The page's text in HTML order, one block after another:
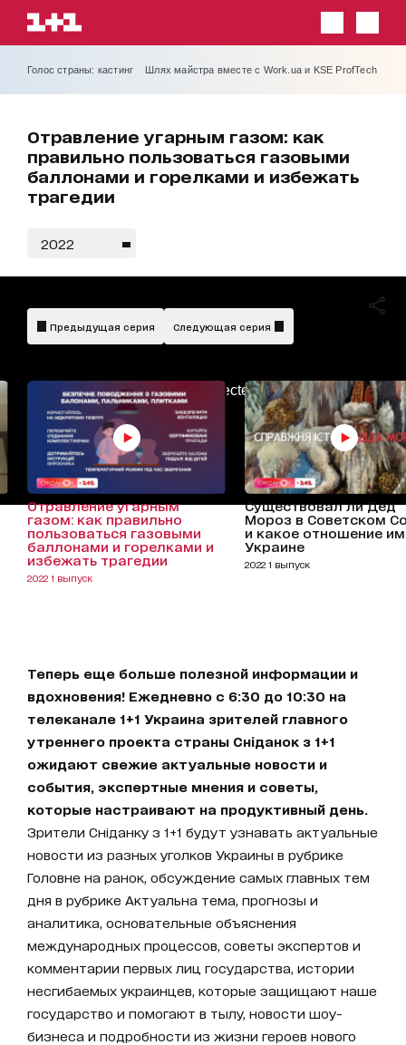
Голос страны: кастинг Шлях майстра вместе с Work.ua и KSE ProfTech
Отравление угарным газом: как
правильно пользоваться газовыми
баллонами и горелками и избежать
трагедии
2022
AdBlockDetected!
Предыдущая серия Следующая серия
Отравление угарным
газом: как правильно
пользоваться газовыми
баллонами и горелками и
избежать трагедии
2022 1 выпуск
Существовал ли Дед
Мороз в Советском
и какое отношение
Украине
2022 1 выпуск
Теперь еще больше полезной информации и
вдохновения! Ежедневно с 6:30 до 10:30 на
телеканале 1+1 Украина зрителей главного
утреннего проекта страны Сніданок з 1+1
ожидают свежие актуальные новости и
события, экспертные мнения и советы,
которые настраивают на продуктивный день.
Зрители Сніданку з 1+1 будут узнавать актуальные
новости из разных уголков Украины в рубрике
Головне на ранок, обсуждение самых главных тем
дня в рубрике Актуальна тема, прогнозы и
аналитика, основательные объяснения
международных процессов, советы экспертов и
комментарии первых лиц государства, истории
несгибаемых украинцев, которые защищают наше
государство и помогают в тылу, новости шоу-
бизнеса и подробности из жизни героев нового